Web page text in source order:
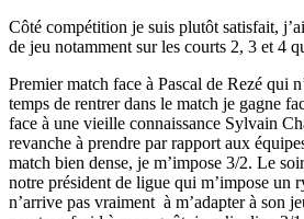
Côté compétition je suis plutôt satisfait,
de jeu notamment sur les courts 2, 3 et 4
Premier match face à Pascal de Rezé qui
temps de rentrer dans le match je gagne
face à une vieille connaissance Sylvain
revanche à prendre par rapport aux
match bien dense, je m’impose 3/2. Le
notre président de ligue qui m’impose un
n’arrive pas vraiment à m’adapter à son